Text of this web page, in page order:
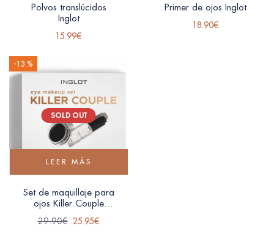
Polvos translúcidos
Inglot
15.99€
Primer de ojos Inglot
18.90€
SOLD OUT
-13 %
LEER MÁS
Set de maquillaje para
ojos Killer Couple
29.90€ 25.95€